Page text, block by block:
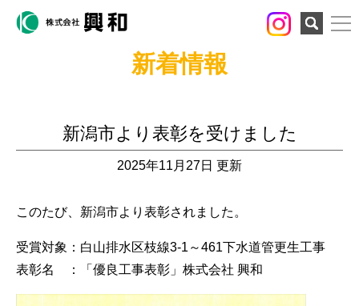
新着情報
新潟市より表彰を受けました
2025年11月27日 更新
このたび、新潟市より表彰されました。
受賞対象：白山排水区枝線3-1～461下水道管更生工事
表彰名 ：「優良工事表彰」株式会社 興和